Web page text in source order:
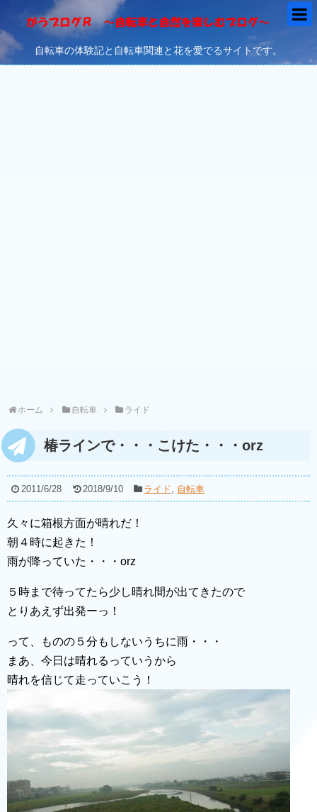
自転車の体験記と自転車関連と花を愛でるサイトです。
ホーム 自転車 ライド
椿ラインで・・・こけた・・・orz
2011/6/28 2018/9/10 ライド, 自転車
久々に箱根方面が晴れだ！
朝４時に起きた！
雨が降っていた・・・orz
５時まで待ってたら少し晴れ間が出てきたので
とりあえず出発ーっ！
って、ものの５分もしないうちに雨・・・
まあ、今日は晴れるっていうから
晴れを信じて走っていこう！